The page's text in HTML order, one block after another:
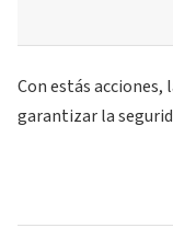
Con estás acciones,
garantizar la